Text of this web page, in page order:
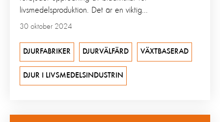
30 oktober 2024
livsmedelsproduktion. Det är en viktig...
DJURFABRIKER DJURVÄLFÄRD VÄXTBASERAD
DJUR I LIVSMEDELSINDUSTRIN